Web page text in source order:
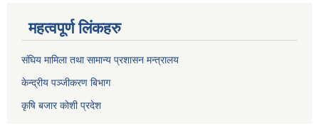
महत्वपूर्ण लिंकहरु
संघिय मामिला तथा सामान्य प्रशासन मन्त्रालय
केन्द्रीय पञ्जीकरण बिभाग
कृषि बजार कोशी प्रदेश